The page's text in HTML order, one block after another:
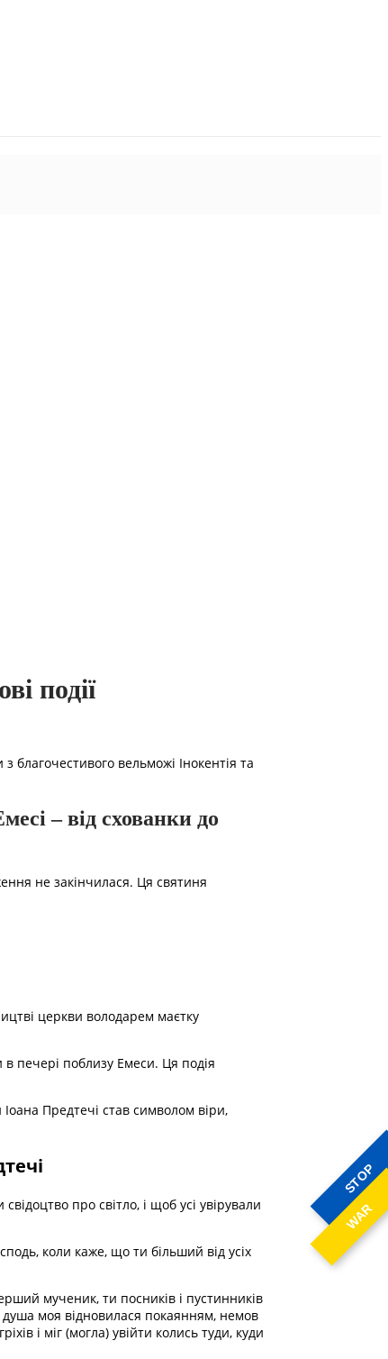
STOP
WAR
події
благочестивого вельможі Інокентія та
– від схованки до
не закінчилася. Ця святиня
церкви володарем маєтку
в печері поблизу Емеси. Ця подія
Предтечі став символом віри,
про світло, і щоб усі увірували
коли каже, що ти більший від усіх
мученик, ти посників і пустинників
моя відновилася покаянням, немов
і міг (могла) увійти колись туди, куди